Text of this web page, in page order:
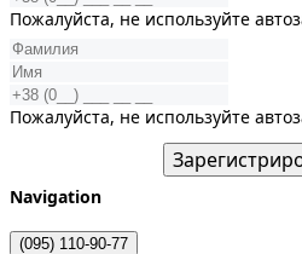
Пожалуйста, не используйте
Пожалуйста, не используйте
Navigation
(095) 110-90-77